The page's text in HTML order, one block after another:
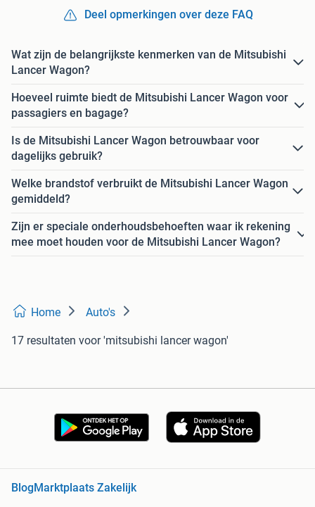
Deel opmerkingen over deze FAQ
Wat zijn de belangrijkste kenmerken van de Mitsubishi
Lancer Wagon?
Hoeveel ruimte biedt de Mitsubishi Lancer Wagon voor
passagiers en bagage?
Is de Mitsubishi Lancer Wagon betrouwbaar voor
dagelijks gebruik?
Welke brandstof verbruikt de Mitsubishi Lancer Wagon
gemiddeld?
Zijn er speciale onderhoudsbehoeften waar ik rekening
mee moet houden voor de Mitsubishi Lancer Wagon?
Home Auto's
17 resultaten voor 'mitsubishi lancer wagon'
Blog Marktplaats Zakelijk